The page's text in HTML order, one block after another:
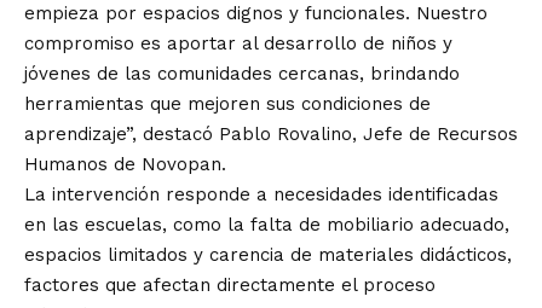
empieza por espacios dignos y funcionales. Nuestro
compromiso es aportar al desarrollo de niños y
jóvenes de las comunidades cercanas, brindando
herramientas que mejoren sus condiciones de
aprendizaje”, destacó Pablo Rovalino, Jefe de Recursos
Humanos de Novopan.
La intervención responde a necesidades identificadas
en las escuelas, como la falta de mobiliario adecuado,
espacios limitados y carencia de materiales didácticos,
factores que afectan directamente el proceso